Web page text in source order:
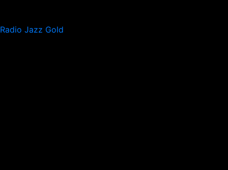
Radio Jazz Gold